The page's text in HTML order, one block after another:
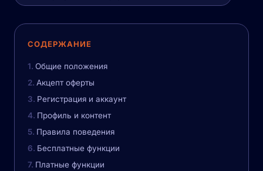
СОДЕРЖАНИЕ
Общие положения
Акцепт оферты
Регистрация и аккаунт
Профиль и контент
Правила поведения
Бесплатные функции
Платные функции